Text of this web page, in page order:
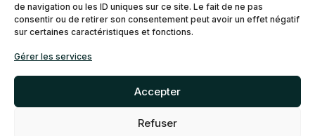
de navigation ou les ID uniques sur ce site. Le fait de ne pas
consentir ou de retirer son consentement peut avoir un effet négatif
sur certaines caractéristiques et fonctions.
Gérer les services
Accepter
Refuser
de remboursement
Politique de cookies (CA)
©2026 Réseau Capital. Tous